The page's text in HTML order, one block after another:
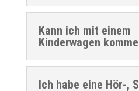
Kann ich mit einem
Kinderwagen
Ich habe eine Hör-,